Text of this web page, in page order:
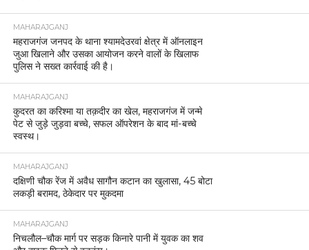
MAHARAJGANJ
महराजगंज जनपद के थाना श्यामदेउरवां क्षेत्र में ऑनलाइन
जुआ खिलाने और उसका आयोजन करने वालों के खिलाफ
पुलिस ने सख्त कार्रवाई की है।
MAHARAJGANJ
कुदरत का करिश्मा या तक़दीर का खेल, महराजगंज में जन्मे
पेट से जुड़े जुड़वा बच्चे, सफल ऑपरेशन के बाद मां-बच्चे
स्वस्थ।
MAHARAJGANJ
दक्षिणी चौक रेंज में अवैध सागौन कटान का खुलासा, 45 बोटा
लकड़ी बरामद, ठेकेदार पर मुकदमा
MAHARAJGANJ
निचलौल–चौक मार्ग पर सड़क किनारे पानी में युवक का शव